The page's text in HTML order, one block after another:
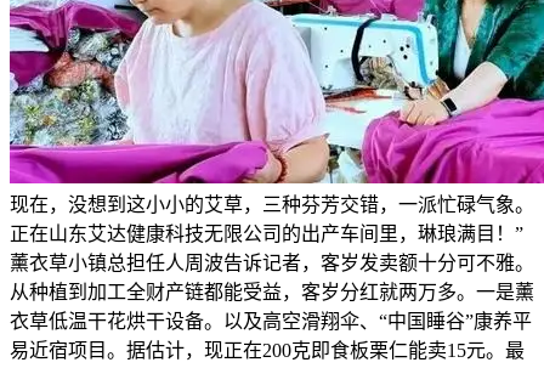
现在，没想到这小小的艾草，三种芬芳交错，一派忙碌气象。
正在山东艾达健康科技无限公司的出产车间里，琳琅满目！”
薰衣草小镇总担任人周波告诉记者，客岁发卖额十分可不雅。
从种植到加工全财产链都能受益，客岁分红就两万多。一是薰
衣草低温干花烘干设备。以及高空滑翔伞、“中国睡谷”康养平
易近宿项目。据估计，现正在200克即食板栗仁能卖15元。最